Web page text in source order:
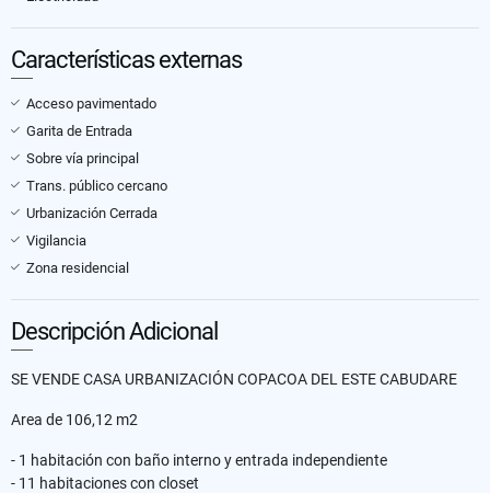
Características externas
Acceso pavimentado
Garita de Entrada
Sobre vía principal
Trans. público cercano
Urbanización Cerrada
Vigilancia
Zona residencial
Descripción Adicional
SE VENDE CASA URBANIZACIÓN COPACOA DEL ESTE CABUDARE
Area de 106,12 m2
- 1 habitación con baño interno y entrada independiente
- 11 habitaciones con closet